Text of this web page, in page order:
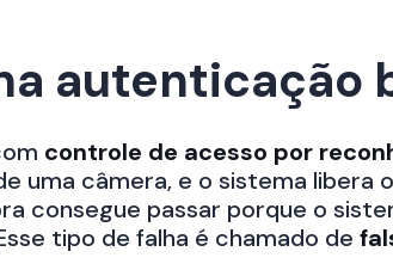
autenticação
controle de acesso por
uma câmera, e o sistema libera
consegue passar porque o
tipo de falha é chamado de